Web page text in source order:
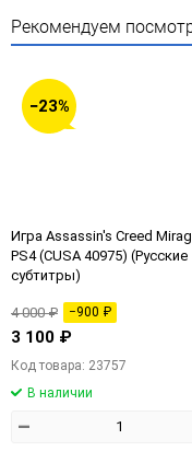
Рекомендуем
−23%
Игра Assassin's Creed
PS4 (CUSA 40975) (Русские
субтитры)
4 000 ₽ −900 ₽
3 100 ₽
Код товара: 23757
В наличии
–